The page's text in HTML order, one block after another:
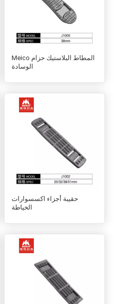
Meico المطاط البلاستيك حزام
الوسادة
حقيبة أجزاء اكسسوارات
الخياطة